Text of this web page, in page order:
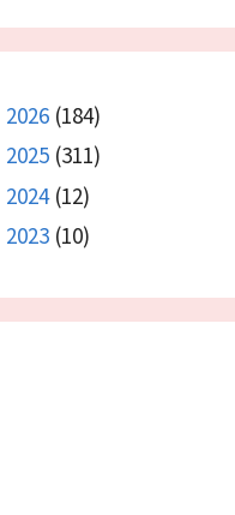
2026 (184)
2025 (311)
2024(12)
2023 (10)